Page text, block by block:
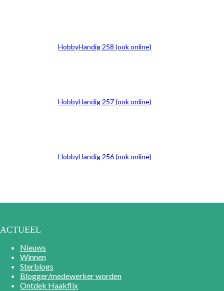
HobbyHandig 258 (ook online)
HobbyHandig 257 (ook online)
HobbyHandig 256 (ook online)
ACTUEEL
Nieuws
Winnen
Sterblogs
Blogger/medewerker worden
Ontdek Haakflix